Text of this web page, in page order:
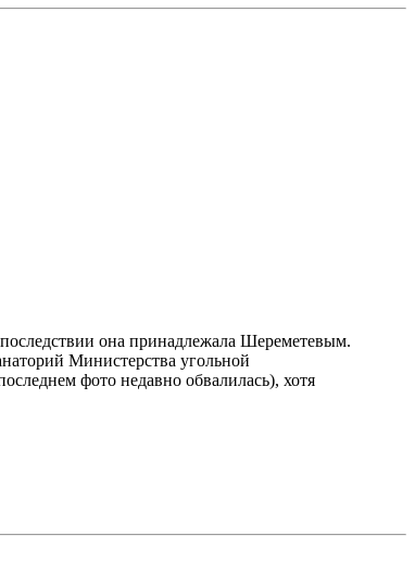
она принадлежала Шереметевым.
Министерства угольной
фото недавно обвалилась), хотя